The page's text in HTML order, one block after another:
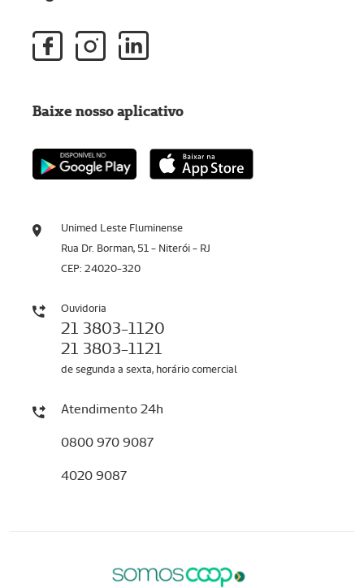
Unimed Leste Fluminense
Rua Dr. Borman, 51 - Niterói - RJ
CEP: 24020-320
Ouvidoria
21 3803-1120
21 3803-1121
de segunda a sexta, horário comercial
Atendimento 24h
0800 970 9087
4020 9087
Baixe nosso aplicativo